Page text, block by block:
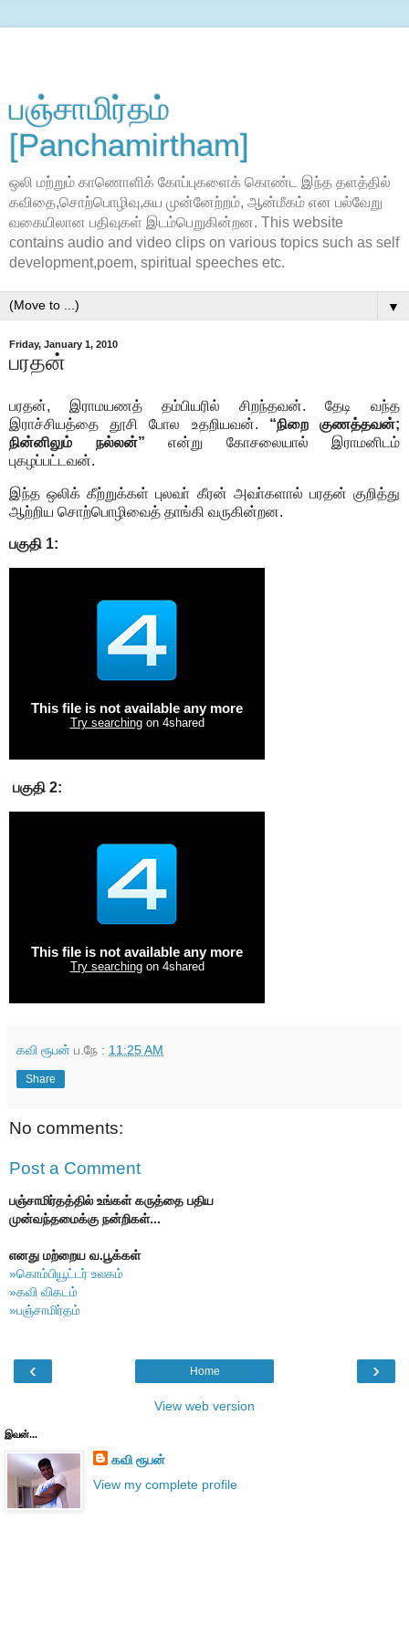
பஞ்சாமிர்தம்
[Panchamirtham]
ஒலி மற்றும் காணொளிக் கோப்புகளைக் கொண்ட இந்த தளத்தில்
கவிதை,சொற்பொழிவு,சுய முன்னேற்றம், ஆன்மீகம் என பல்வேறு
வகையிலான பதிவுகள் இடம்பெறுகின்றன. This website
contains audio and video clips on various topics such as self
development,poem, spiritual speeches etc.
▼
Friday, January 1, 2010
பரதன்
பரதன், இராமயணத் தம்பியரில் சிறந்தவன். தேடி வந்த
இராச்சியத்தை தூசி போல உதறியவன். “நிறை குணத்தவன்;
நின்னிலும் நல்லன்” என்று கோசலையால் இராமனிடம்
புகழப்பட்டவன்.
இந்த ஒலிக் கீற்றுக்கள் புலவா் கீரன் அவா்களால் பரதன் குறித்து
ஆற்றிய சொற்பொழிவைத் தாங்கி வருகின்றன.
பகுதி 1:
பகுதி 2:
கவி ரூபன் ப.நே : 11:25 AM
Share
No comments:
Post a Comment
பஞ்சாமிர்தத்தில் உங்கள் கருத்தை பதிய
முன்வந்தமைக்கு நன்றிகள்...
எனது மற்றைய வ.பூக்கள்
»கொம்பியூட்டர் உலகம்
»கவி விகடம்
»பஞ்சாமிர்தம்
‹ ›
Home
View web version
இவன்...
கவி ரூபன்
View my complete profile